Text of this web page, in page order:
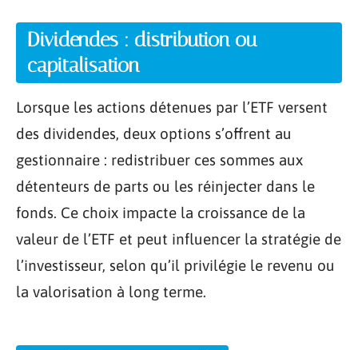
Dividendes : distribution ou
capitalisation
Lorsque les actions détenues par l’ETF versent
des dividendes, deux options s’offrent au
gestionnaire : redistribuer ces sommes aux
détenteurs de parts ou les réinjecter dans le
fonds. Ce choix impacte la croissance de la
valeur de l’ETF et peut influencer la stratégie de
l’investisseur, selon qu’il privilégie le revenu ou
la valorisation à long terme.